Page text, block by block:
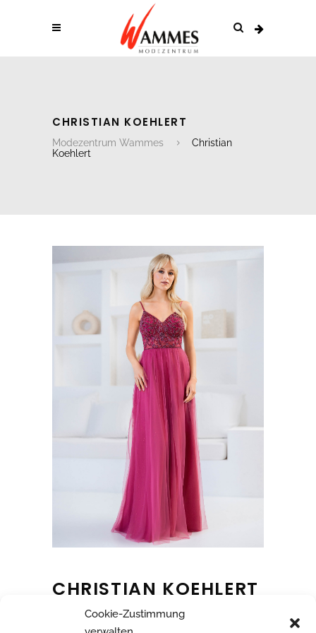
Cookie-Zustimmung
CHRISTIAN KOEHLERT
Modezentrum Wammes
Christian
Koehlert
CHRISTIAN KOEHLERT